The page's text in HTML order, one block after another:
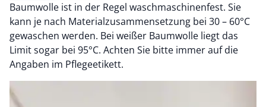
Baumwolle ist in der Regel waschmaschinenfest. Sie
kann je nach Materialzusammensetzung bei 30 – 60°C
gewaschen werden. Bei weißer Baumwolle liegt das
Limit sogar bei 95°C. Achten Sie bitte immer auf die
Angaben im Pflegeetikett.